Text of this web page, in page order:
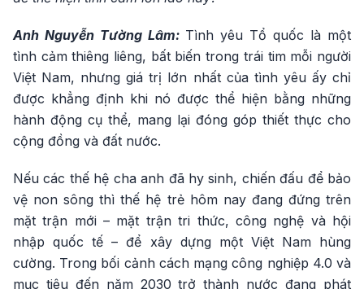
Anh Nguyễn Tường Lâm: Tình yêu Tổ quốc là một
tình cảm thiêng liêng, bất biến trong trái tim mỗi người
Việt Nam, nhưng giá trị lớn nhất của tình yêu ấy chỉ
được khẳng định khi nó được thể hiện bằng những
hành động cụ thể, mang lại đóng góp thiết thực cho
cộng đồng và đất nước.
Nếu các thế hệ cha anh đã hy sinh, chiến đấu để bảo
vệ non sông thì thế hệ trẻ hôm nay đang đứng trên
mặt trận mới – mặt trận tri thức, công nghệ và hội
nhập quốc tế – để xây dựng một Việt Nam hùng
cường. Trong bối cảnh cách mạng công nghiệp 4.0 và
mục tiêu đến năm 2030 trở thành nước đang phát